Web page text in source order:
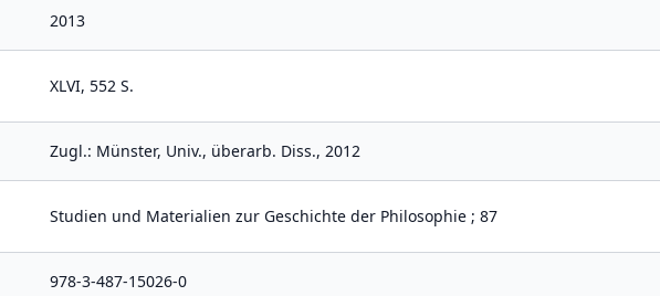
2013
XLVI, 552 S.
Zugl.: Münster, Univ., überarb. Diss., 2012
Studien und Materialien zur Geschichte der Philosophie ; 87
978-3-487-15026-0